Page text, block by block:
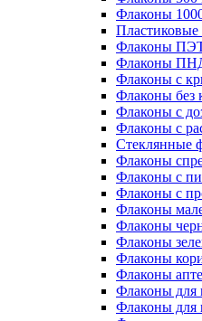
Флаконы
Флаконы
Флаконы
Флаконы с
Флаконы без
Флаконы с
Флаконы с
Стеклянные
Флаконы
Флаконы с
Флаконы с
Флаконы
Флаконы
Флаконы
Флаконы
Флаконы
Флаконы для
Флаконы для